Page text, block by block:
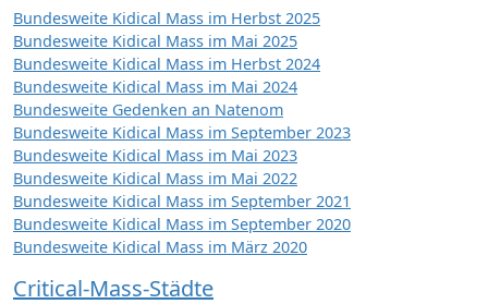
Bundesweite Kidical Mass im Herbst 2025
Bundesweite Kidical Mass im Mai 2025
Bundesweite Kidical Mass im Herbst 2024
Bundesweite Kidical Mass im Mai 2024
Bundesweite Gedenken an Natenom
Bundesweite Kidical Mass im September 2023
Bundesweite Kidical Mass im Mai 2023
Bundesweite Kidical Mass im Mai 2022
Bundesweite Kidical Mass im September 2021
Bundesweite Kidical Mass im September 2020
Bundesweite Kidical Mass im März 2020
Critical-Mass-Städte